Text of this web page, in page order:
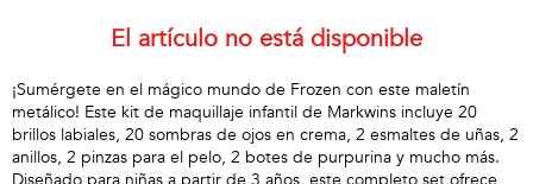
El artículo no está disponible
¡Sumérgete en el mágico mundo de Frozen con este maletín
metálico! Este kit de maquillaje infantil de Markwins incluye 20
brillos labiales, 20 sombras de ojos en crema, 2 esmaltes de uñas, 2
anillos, 2 pinzas para el pelo, 2 botes de purpurina y mucho más.